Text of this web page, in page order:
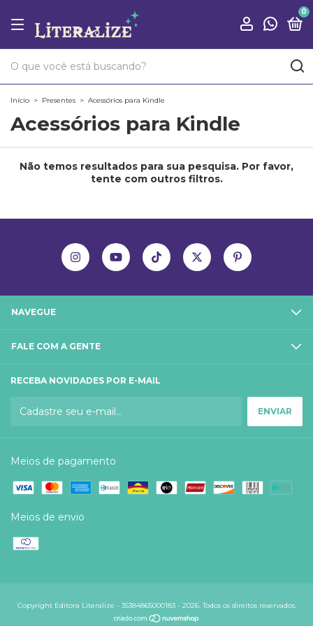
0
Início > Presentes > Acessórios para Kindle
Acessórios para Kindle
Não temos resultados para sua pesquisa. Por favor,
tente com outros filtros.
NAVEGUE
FALE COM A GENTE
RECEBA NOVIDADES POR E-MAIL
Meios de pagamento
Meios de envio
Copyright Editora Literalize - 35384865000183 - 2026. Todos os direitos reservados.